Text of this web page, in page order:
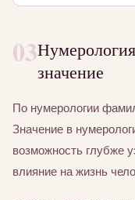
03
значение
По нумерологии
Значение в
возможность глубже
влияние на жизнь